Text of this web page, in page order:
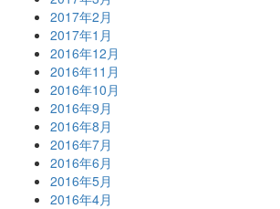
2017年2月
2017年1月
2016年12月
2016年11月
2016年10月
2016年9月
2016年8月
2016年7月
2016年6月
2016年5月
2016年4月